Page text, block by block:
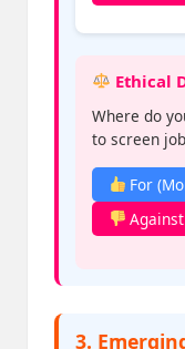
Ethical
Where do
to screen
For
3.